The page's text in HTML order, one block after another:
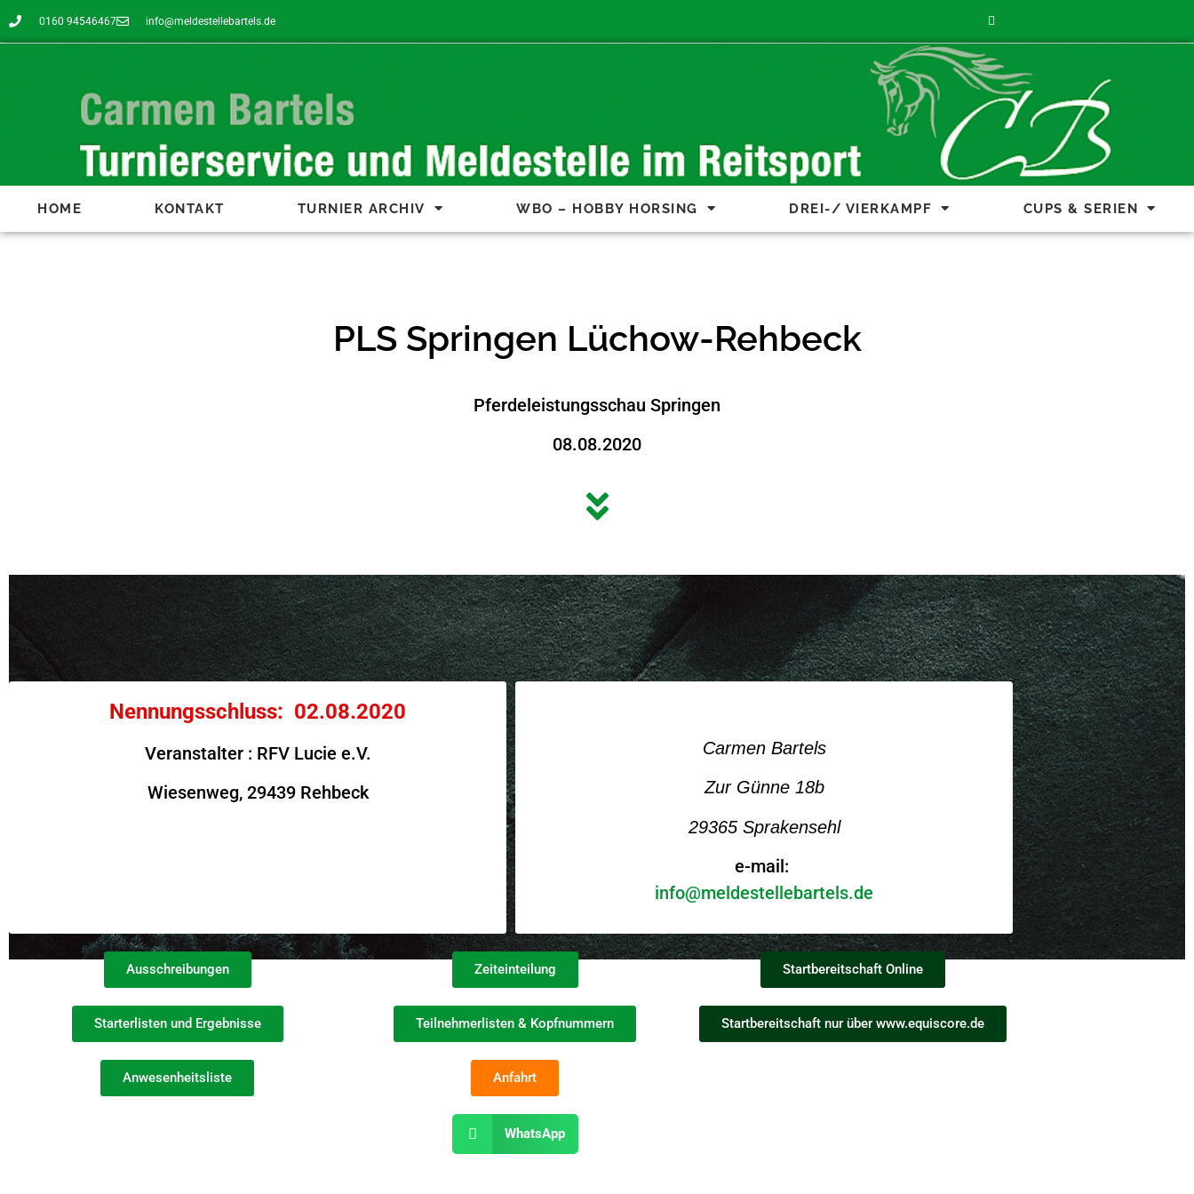
0160 94546467 info@meldestellebartels.de
HOME KONTAKT TURNIER ARCHIV WBO – HOBBY HORSING DREI-/ VIERKAMPF CUPS & SERIEN
PLS Springen Lüchow-Rehbeck
Pferdeleistungsschau Springen
08.08.2020
Nennungsschluss: 02.08.2020
Veranstalter : RFV Lucie e.V.
Wiesenweg, 29439 Rehbeck
Carmen Bartels
Zur Günne 18b
29365 Sprakensehl
e-mail:
info@meldestellebartels.de
Ausschreibungen Zeiteinteilung Startbereitschaft Online
Starterlisten und Ergebnisse Teilnehmerlisten & Kopfnummern Startbereitschaft nur über www.equiscore.de
Anwesenheitsliste Anfahrt
WhatsApp